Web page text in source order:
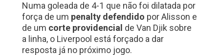
Numa goleada de 4-1 que não foi dilatada por
força de um penalty defendido por Alisson e
de um corte providencial de Van Djik sobre
a linha, o Liverpool está forçado a dar
resposta já no próximo jogo.